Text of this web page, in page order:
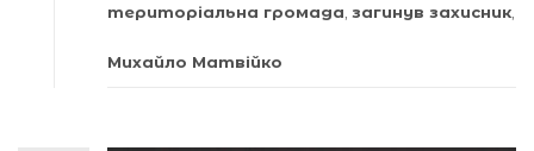
територіальна громада загинув захисник
Михайло Матвійко